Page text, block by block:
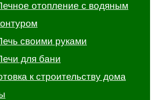
отопление с водяным
своими руками
для бани
к строительству дома